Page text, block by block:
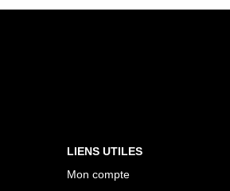
LIENS UTILES
Mon compte